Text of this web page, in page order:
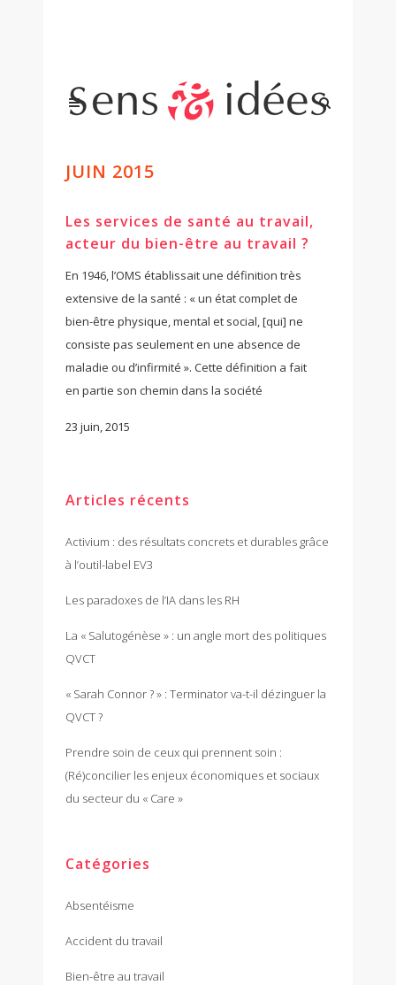
JUIN 2015
Les services de santé au travail,
acteur du bien-être au travail ?
En 1946, l’OMS établissait une définition très
extensive de la santé : « un état complet de
bien-être physique, mental et social, [qui] ne
consiste pas seulement en une absence de
maladie ou d’infirmité ». Cette définition a fait
en partie son chemin dans la société
23 juin, 2015
Articles récents
Activium : des résultats concrets et durables grâce
à l’outil-label EV3
Les paradoxes de l’IA dans les RH
La « Salutogénèse » : un angle mort des politiques
QVCT
« Sarah Connor ? » : Terminator va-t-il dézinguer la
QVCT ?
Prendre soin de ceux qui prennent soin :
(Ré)concilier les enjeux économiques et sociaux
du secteur du « Care »
Catégories
Absentéisme
Accident du travail
Bien-être au travail